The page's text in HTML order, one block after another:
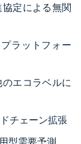
協定による無関
ラットフォー
のエコラベルに
チェーン拡張